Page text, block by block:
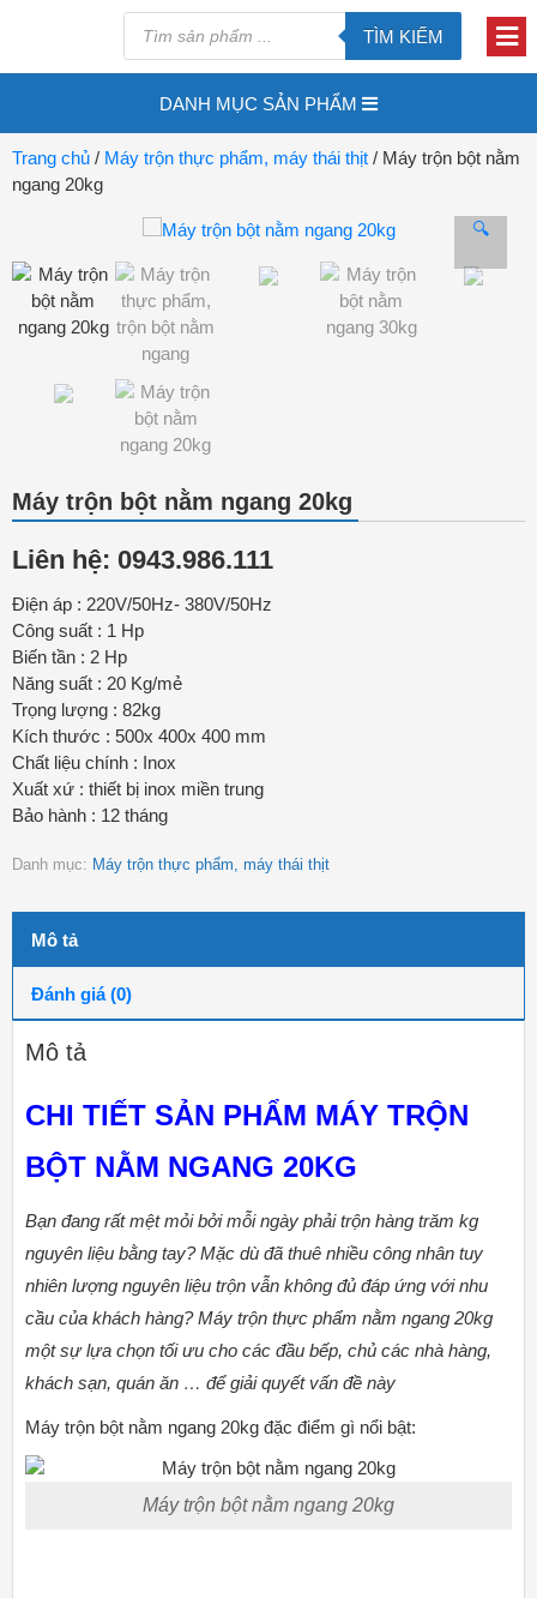
TÌM KIẾM
DANH MỤC SẢN PHẨM
Trang chủ / Máy trộn thực phẩm, máy thái thịt / Máy trộn bột nằm
ngang 20kg
🔍
Máy trộn bột nằm ngang 20kg
Liên hệ: 0943.986.111
Điện áp : 220V/50Hz- 380V/50Hz
Công suất : 1 Hp
Biến tần : 2 Hp
Năng suất : 20 Kg/mẻ
Trọng lượng : 82kg
Kích thước : 500x 400x 400 mm
Chất liệu chính : Inox
Xuất xứ : thiết bị inox miền trung
Bảo hành : 12 tháng
Danh mục: Máy trộn thực phẩm, máy thái thịt
Mô tả
Đánh giá (0)
Mô tả
CHI TIẾT SẢN PHẨM MÁY TRỘN
BỘT NẰM NGANG 20KG
Bạn đang rất mệt mỏi bởi mỗi ngày phải trộn hàng trăm kg
nguyên liệu bằng tay? Mặc dù đã thuê nhiều công nhân tuy
nhiên lượng nguyên liệu trộn vẫn không đủ đáp ứng với nhu
cầu của khách hàng? Máy trộn thực phẩm nằm ngang 20kg
một sự lựa chọn tối ưu cho các đầu bếp, chủ các nhà hàng,
khách sạn, quán ăn … để giải quyết vấn đề này
Máy trộn bột nằm ngang 20kg đặc điểm gì nổi bật:
Máy trộn bột nằm ngang 20kg